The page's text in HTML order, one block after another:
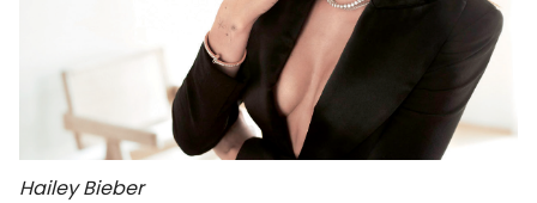
Hailey Bieber